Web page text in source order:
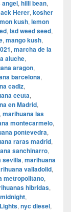
angel, hilli bean,
Herer, kosher
kush, lemon
, lsd weed seed,
, mango kush,
, marcha de la
aluche,
aragon,
barcelona,
cadiz,
ceuta,
en Madrid,
, marihuana las
montecarmelo,
pontevedra,
raras madrid,
sanchinarro,
sevilla, marihuana
valladolid,
metropolitano,
hibridas,
midnight,
, nyc diesel,